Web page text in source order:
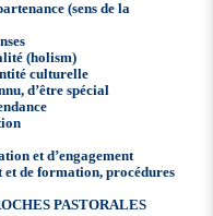
(sens de la
(holism)
culturelle
d’être spécial
et d’engagement
et de formation, procédures
PASTORALES